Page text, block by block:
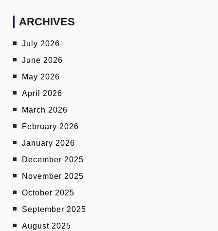
ARCHIVES
July 2026
June 2026
May 2026
April 2026
March 2026
February 2026
January 2026
December 2025
November 2025
October 2025
September 2025
August 2025